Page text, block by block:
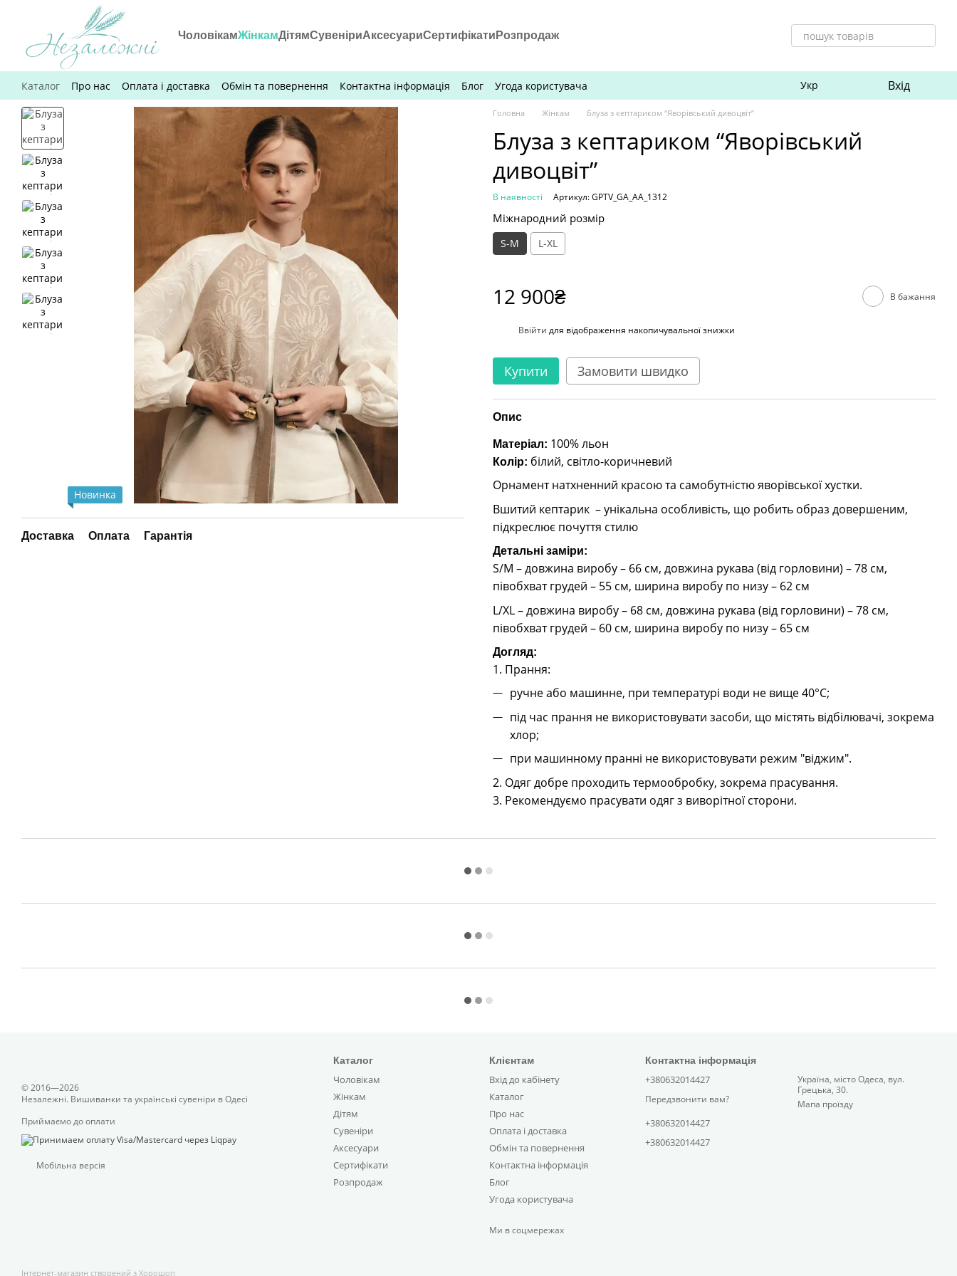
Перейти до основного контенту
ЧоловікамЖінкамДітямСувеніриАксесуариСертифікати Розпродаж
Каталог Про нас Оплата і доставка Обмін та повернення Контактна інформація Блог Угода користувача Укр Вхід
Новинка
Доставка Оплата Гарантія
Головна Жінкам Блуза з кептариком “Яворівський дивоцвіт”
Блуза з кептариком “Яворівський
дивоцвіт”
В наявності Артикул: GPTV_GA_AA_1312
Міжнародний розмір
S-M L-XL
12 900₴ В бажання
Ввійти для відображення накопичувальної знижки
Купити Замовити швидко
Опис
Матеріал: 100% льон
Колір: білий, світло-коричневий
Орнамент натхненний красою та самобутністю яворівської хустки.
Вшитий кептарик – унікальна особливість, що робить образ довершеним,
підкреслює почуття стилю
Детальні заміри:
S/M – довжина виробу – 66 см, довжина рукава (від горловини) – 78 см,
півобхват грудей – 55 см, ширина виробу по низу – 62 см
L/XL – довжина виробу – 68 см, довжина рукава (від горловини) – 78 см,
півобхват грудей – 60 см, ширина виробу по низу – 65 см
Догляд:
1. Прання:
ручне або машинне, при температурі води не вище 40°C;
під час прання не використовувати засоби, що містять відбілювачі, зокрема
хлор;
при машинному пранні не використовувати режим "віджим".
2. Одяг добре проходить термообробку, зокрема прасування.
3. Рекомендуємо прасувати одяг з виворітної сторони.
© 2016—2026
Незалежні. Вишиванки та українські сувеніри в Одесі
Приймаємо до оплати
Мобільна версія
Інтернет-магазин створений з Хорошоп
Каталог
Чоловікам
Жінкам
Дітям
Сувеніри
Аксесуари
Сертифікати
Розпродаж
Клієнтам
Вхід до кабінету
Каталог
Про нас
Оплата і доставка
Обмін та повернення
Контактна інформація
Блог
Угода користувача
Ми в соцмережах
Контактна інформація
+380632014427
Передзвонити вам?
+380632014427
+380632014427
Україна, місто Одеса, вул.
Грецька, 30.
Мапа проїзду